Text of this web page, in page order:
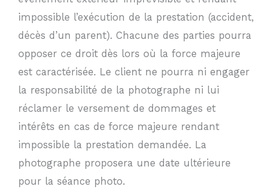
impossible l’exécution de la prestation (accident,
décès d’un parent). Chacune des parties pourra
opposer ce droit dès lors où la force majeure
est caractérisée. Le client ne pourra ni engager
la responsabilité de la photographe ni lui
réclamer le versement de dommages et
intérêts en cas de force majeure rendant
impossible la prestation demandée. La
photographe proposera une date ultérieure
pour la séance photo.